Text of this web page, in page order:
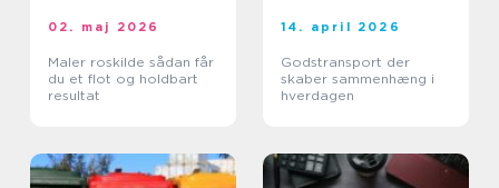
02. maj 2026
Maler roskilde sådan får
du et flot og holdbart
resultat
14. april 2026
Godstransport der
skaber sammenhæng i
hverdagen